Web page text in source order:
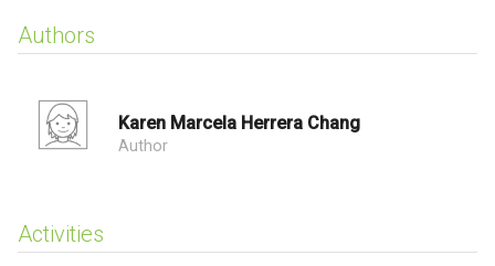
Authors
Karen Marcela Herrera Chang
Author
Activities